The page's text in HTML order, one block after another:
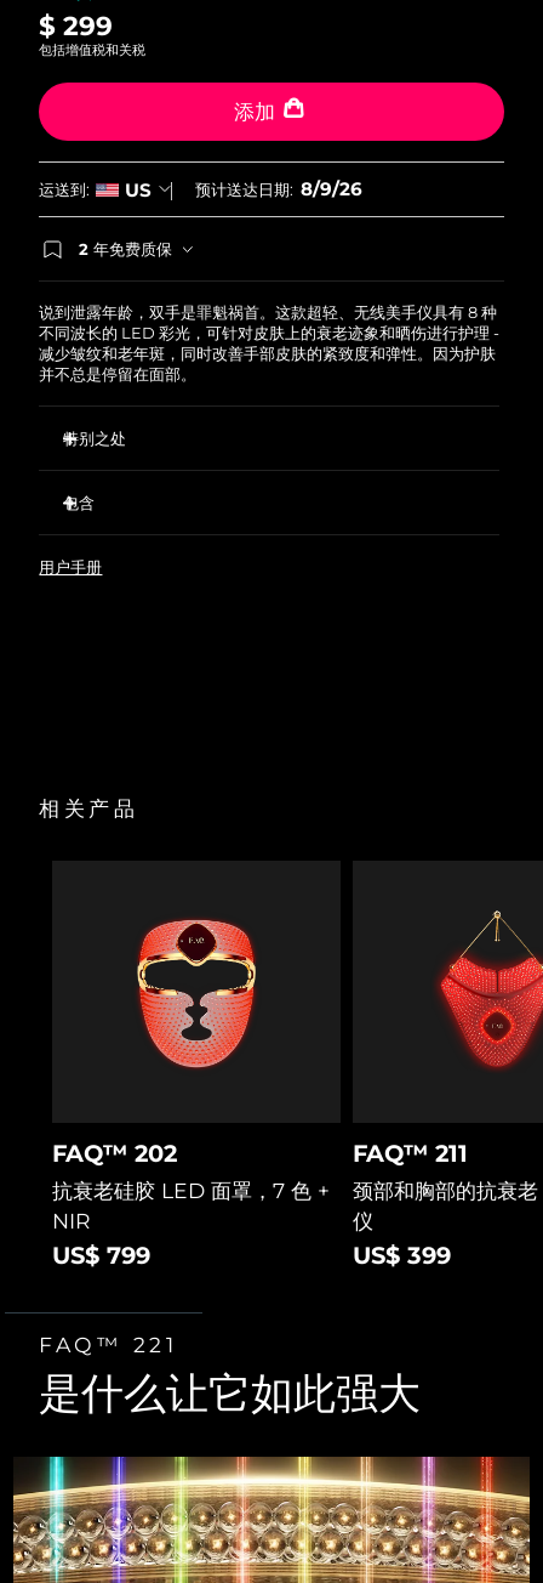
$ 299
包括增值税和关税
添加
运送到: US 预计送达日期: 8/9/26
2 年免费质保
说到泄露年龄，双手是罪魁祸首。这款超轻、无线美手仪具有 8 种
不同波长的 LED 彩光，可针对皮肤上的衰老迹象和晒伤进行护理 -
减少皱纹和老年斑，同时改善手部皮肤的紧致度和弹性。因为护肤
并不总是停留在面部。
特别之处
623个匀光孔经过巧妙的设计分布在最佳位置，确保光照均匀覆
盖每一寸肌肤。
100% 的用户表示肤色更均匀了，晒斑更少了。
包含
USB 充电线
用户手册
相关产品
FAQ™ 202
抗衰老硅胶 LED 面罩，7 色 +
NIR
US$ 799
FAQ™ 211
颈部和胸部的抗衰
仪
US$ 399
FAQ™ 221
是什么让它如此强大
斯洛伐克
斯洛文尼亚 预计送达日期8/8/26
南非 预计送达日期8/16/26
韩国 预计送达日期
西班牙
瑞典 预计送达日期8/8/26
瑞士 预计送达日期8/8/26
台湾
土耳其 预计送达日期8/9/26
越南